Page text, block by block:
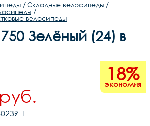
/Складные велосипеды /
/
велосипеды
Зелёный (24) в
18%
экономия
1